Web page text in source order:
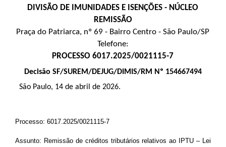
DIVISÃO DE IMUNIDADES E ISENÇÕES - NÚCLEO
REMISSÃO
Praça do Patriarca, nº 69 - Bairro Centro - São Paulo/SP
Telefone:
PROCESSO 6017.2025/0021115-7
Decisão SF/SUREM/DEJUG/DIMIS/RM Nº 154667494
São Paulo, 14 de abril de 2026.
Processo: 6017.2025/0021115-7
Assunto: Remissão de créditos tributários relativos ao IPTU – Lei